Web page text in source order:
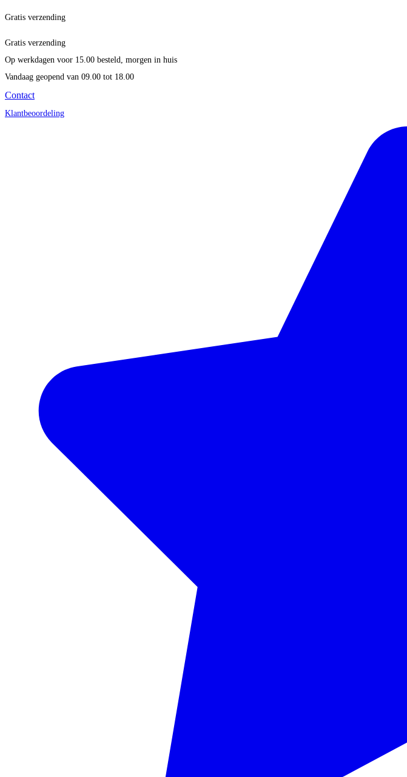
Gratis verzending
Gratis verzending
Op werkdagen voor 15.00 besteld, morgen in huis
Vandaag geopend van 09.00 tot 18.00
Contact
Klantbeoordeling